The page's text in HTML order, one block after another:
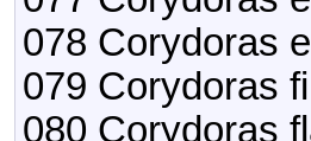
078 Corydoras
079 Corydoras
080 Corydoras